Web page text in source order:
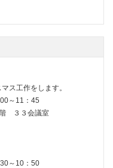
ス工作をします。
～11：45
３３会議室
～10：50